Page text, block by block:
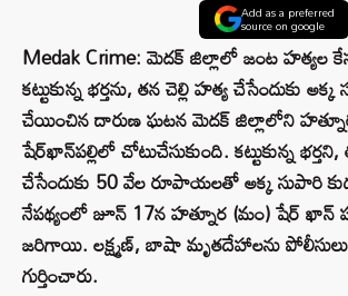
Add as a preferred
source on google
Medak Crime: మెదక్‌ జిల్లాలో జంట హత్యల
కట్టుకున్న భర్తను, తన చెల్లి హత్య చేసేందుకు
చేయించిన దారుణ ఘటన మెదక్‌ జిల్లాలోని
షేర్‌ఖాన్‌పల్లిలో చోటుచేసుకుంది. కట్టుకున్న
చేసేందుకు 50 వేల రూపాయలతో అక్క సుపారి
నేపథ్యంలో జూన్ 17న హత్నూర (మం) షేర్ ఖాన్
జరిగాయి. లక్ష్మణ్, బాషా మృతదేహాలను
గుర్తించారు.